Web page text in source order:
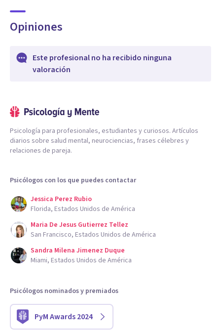
Opiniones
Este profesional no ha recibido ninguna
valoración
Psicología para profesionales, estudiantes y curiosos. Artículos
diarios sobre salud mental, neurociencias, frases célebres y
relaciones de pareja.
Psicólogos con los que puedes contactar
Jessica Perez Rubio
Florida, Estados Unidos de América
Maria De Jesus Gutierrez Tellez
San Francisco, Estados Unidos de América
Sandra Milena Jimenez Duque
Miami, Estados Unidos de América
Psicólogos nominados y premiados
PyM Awards 2024